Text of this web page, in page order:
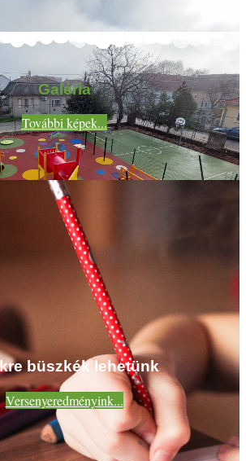
Galéria
További képek...
büszkék lehetünk
Versenyeredményink...